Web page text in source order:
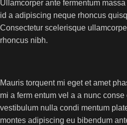
Ullamcorper ante fermentum
id a adipiscing neque rhoncus
Consectetur scelerisque
rhoncus nibh.
Mauris torquent mi eget et amet
mi a ferm entum vel a a nunc
vestibulum nulla condi mentum
montes adipiscing eu bibendum